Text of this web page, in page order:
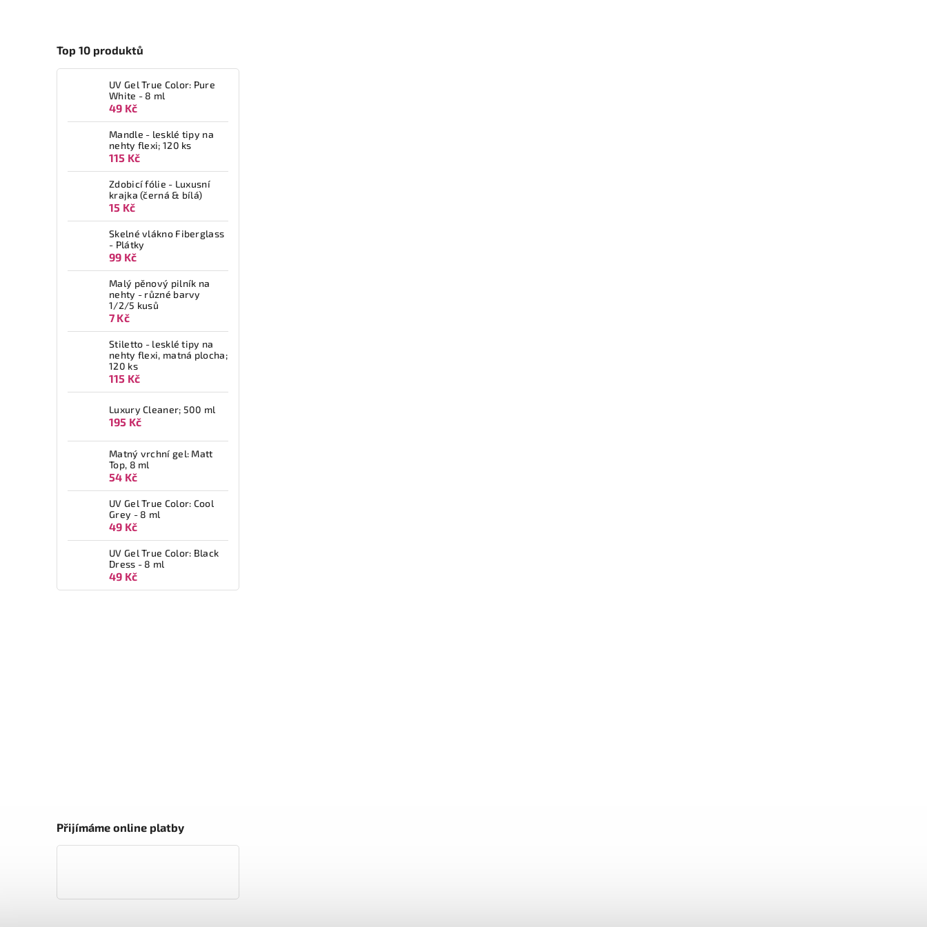
Top 10 produktů
UV Gel True Color: Pure
White - 8 ml
49 Kč
Mandle - lesklé tipy na
nehty flexi; 120 ks
115 Kč
Zdobicí fólie - Luxusní
krajka (černá & bílá)
15 Kč
Skelné vlákno Fiberglass
- Plátky
99 Kč
Malý pěnový pilník na
nehty - různé barvy
1/2/5 kusů
7 Kč
Stiletto - lesklé tipy na
nehty flexi, matná plocha;
120 ks
115 Kč
Luxury Cleaner; 500 ml
195 Kč
Matný vrchní gel: Matt
Top, 8 ml
54 Kč
UV Gel True Color: Cool
Grey - 8 ml
49 Kč
UV Gel True Color: Black
Dress - 8 ml
49 Kč
Přijímáme online platby